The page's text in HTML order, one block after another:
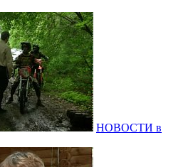
НОВОСТИ в